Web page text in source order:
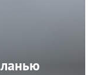
ланью